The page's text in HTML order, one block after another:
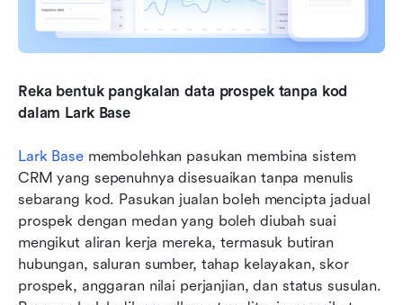
Reka bentuk pangkalan data prospek tanpa kod
dalam Lark Base
Lark Base membolehkan pasukan membina sistem
CRM yang sepenuhnya disesuaikan tanpa menulis
sebarang kod. Pasukan jualan boleh mencipta jadual
prospek dengan medan yang boleh diubah suai
mengikut aliran kerja mereka, termasuk butiran
hubungan, saluran sumber, tahap kelayakan, skor
prospek, anggaran nilai perjanjian, dan status susulan.